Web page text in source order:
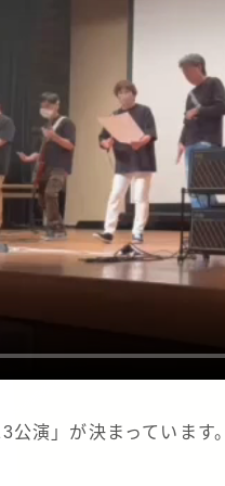
公演」が決まっています